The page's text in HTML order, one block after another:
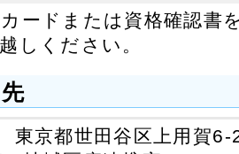
ードまたは資格確認書
しください。
京都世田谷区上用賀6-